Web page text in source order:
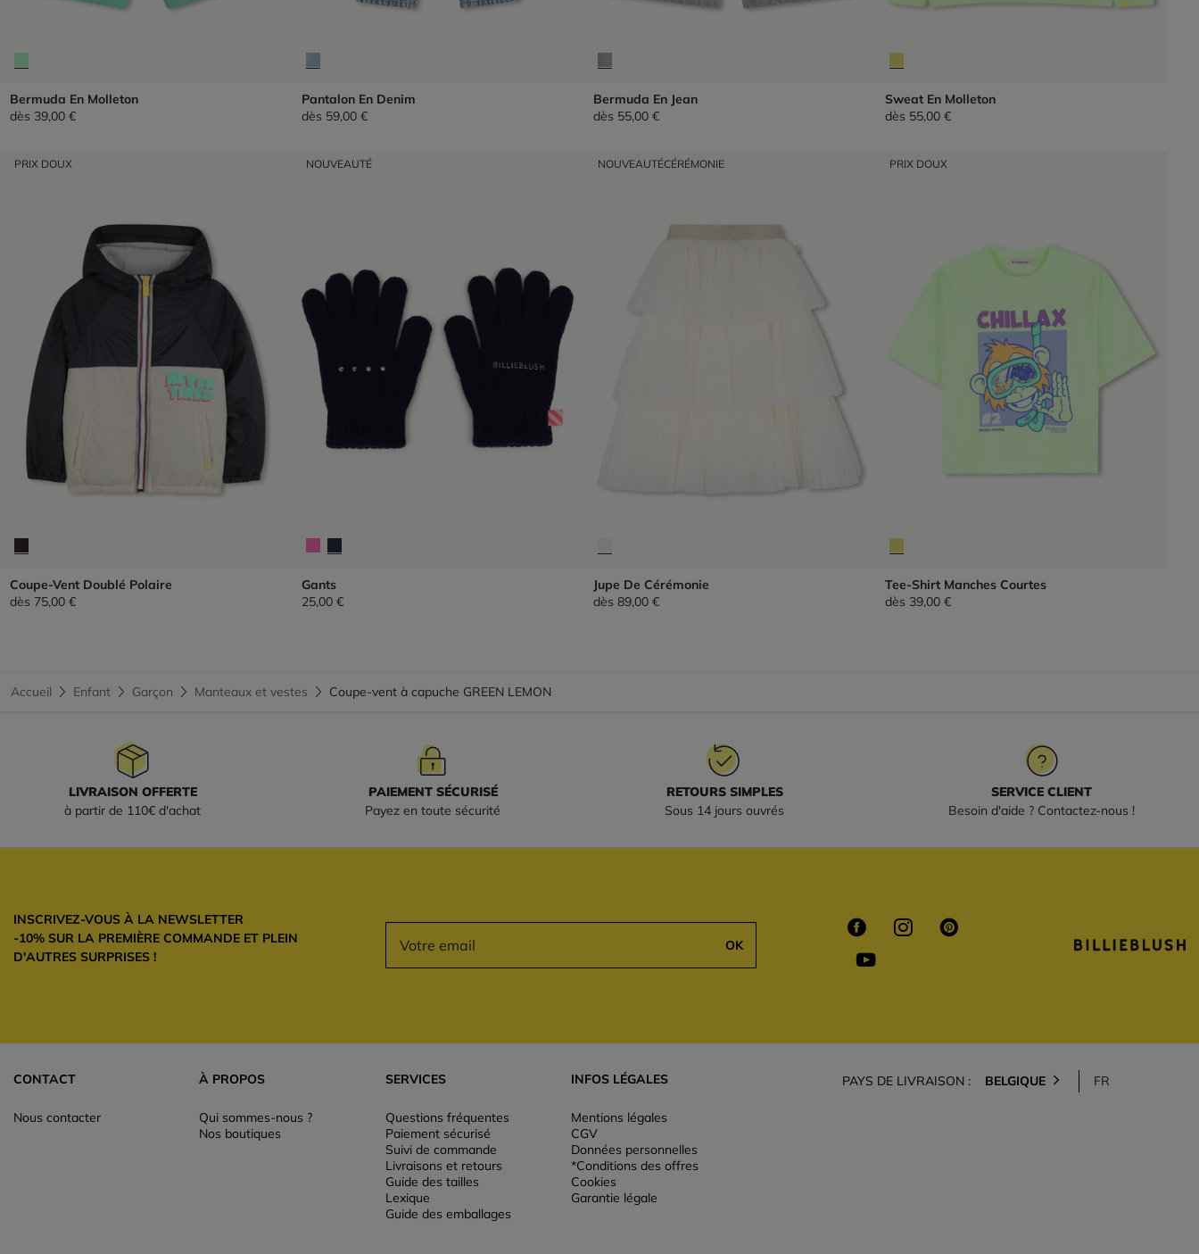
Bermuda En Molleton
dès 39,00 €
Pantalon En Denim
dès 59,00 €
Bermuda En Jean
dès 55,00 €
Sweat En Molleton
dès 55,00 €
PRIX DOUX
Coupe-Vent Doublé Polaire
dès 75,00 €
NOUVEAUTÉ
Gants
25,00 €
NOUVEAUTÉCÉRÉMONIE
Jupe De Cérémonie
dès 89,00 €
PRIX DOUX
Tee-Shirt Manches Courtes
dès 39,00 €
Accueil Enfant Garçon Manteaux et vestes Coupe-vent à capuche GREEN LEMON
LIVRAISON OFFERTE
à partir de 110€ d'achat
PAIEMENT SÉCURISÉ
Payez en toute sécurité
RETOURS SIMPLES
Sous 14 jours ouvrés
SERVICE CLIENT
Besoin d'aide ? Contactez-nous !
INSCRIVEZ-VOUS À LA NEWSLETTER
-10% SUR LA PREMIÈRE COMMANDE ET PLEIN
D'AUTRES SURPRISES !
OK
CONTACT
Nous contacter
À PROPOS
Qui sommes-nous ?
Nos boutiques
SERVICES
Questions fréquentes
Paiement sécurisé
Suivi de commande
Livraisons et retours
Guide des tailles
Lexique
Guide des emballages
INFOS LÉGALES
Mentions légales
CGV
Données personnelles
*Conditions des offres
Cookies
Garantie légale
PAYS DE LIVRAISON : BELGIQUE FR